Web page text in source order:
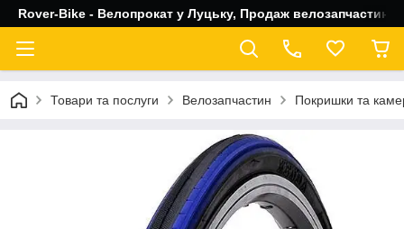
Rover-Bike - Велопрокат у Луцьку, Продаж велозапчастин,
Товари та послуги Велозапчастин Покришки та